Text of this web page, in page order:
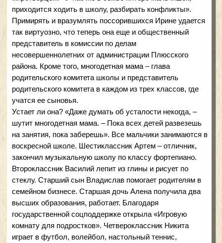
приходится считать до 10, чтобы не раскричаться на
кого-нибудь из мальчишек», – признается она.
За свою активную родительскую и общественную
позицию Ивановы не раз награждались почетными
грамотами и благодарностями. Супруги Ивановы
уверены: главное условие счастливой семейной жизни и
никакого воспитания не получится», – в один голос
утверждают Ирина и Михаил Ивановы.